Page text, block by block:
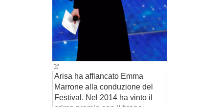
Arisa ha affiancato Emma
Marrone alla conduzione del
Festival. Nel 2014 ha vinto il